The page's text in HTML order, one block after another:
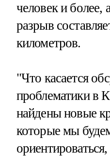
человек и более,
разрыв
километров.
"Что касается
проблематики в
найдены новые
которые мы